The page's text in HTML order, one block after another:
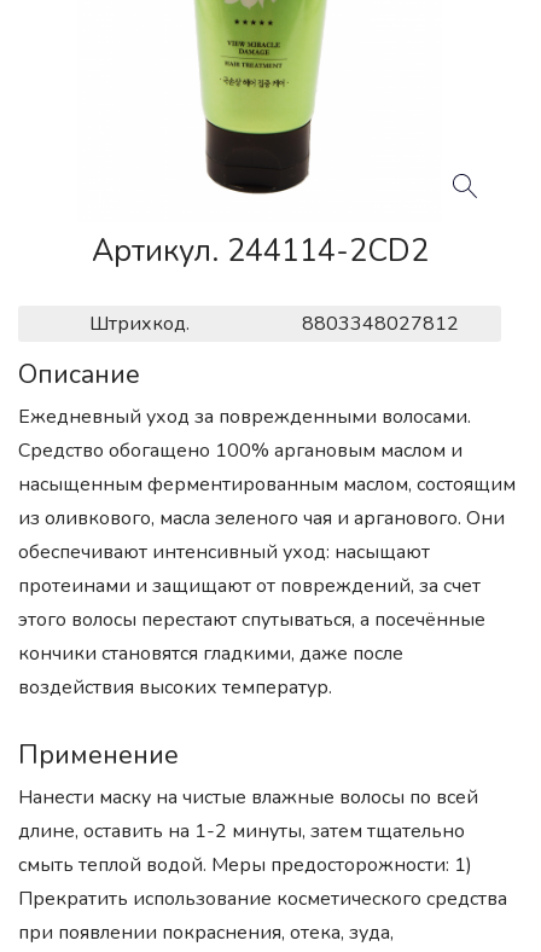
Артикул. 244114-2CD2
Штрихкод. 8803348027812
Описание
Ежедневный уход за поврежденными волосами.
Средство обогащено 100% аргановым маслом и
насыщенным ферментированным маслом, состоящим
из оливкового, масла зеленого чая и арганового. Они
обеспечивают интенсивный уход: насыщают
протеинами и защищают от повреждений, за счет
этого волосы перестают спутываться, а посечённые
кончики становятся гладкими, даже после
воздействия высоких температур.
Применение
Нанести маску на чистые влажные волосы по всей
длине, оставить на 1-2 минуты, затем тщательно
смыть теплой водой. Меры предосторожности: 1)
Прекратить использование косметического средства
при появлении покраснения, отека, зуда,